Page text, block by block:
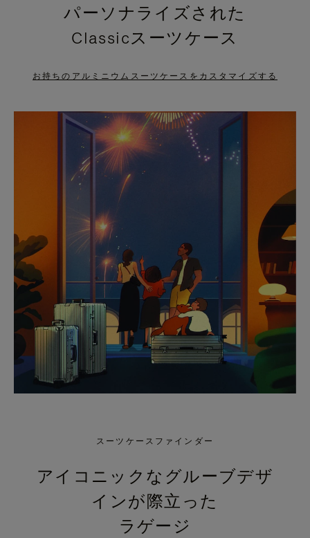
PRESS
PAUSE
PRESS
TO
UNMUTE
パーソナライズされた
Classicスーツケース
お持ちのアルミニウムスーツケースをカスタマイズする
スーツケースファインダー
アイコニックなグルーブデザ
インが際立った
ラゲージ